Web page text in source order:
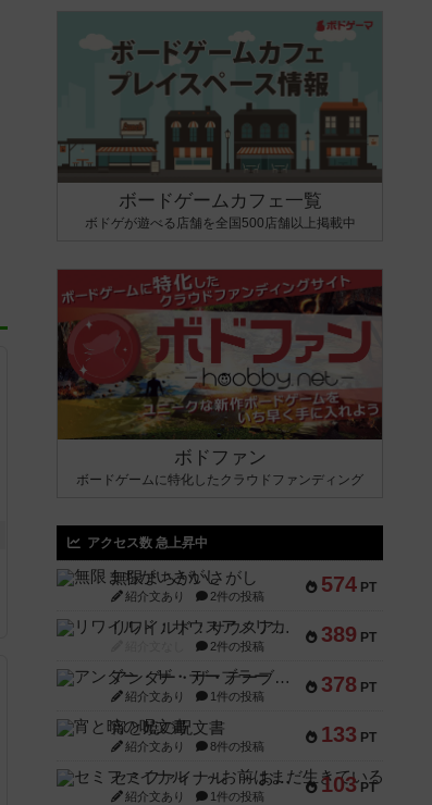
ボードゲームカフェ一覧
ボドゲが遊べる店舗を全国500店舗以上掲載中
ボドファン
ボードゲームに特化したクラウドファンディング
アクセス数 急上昇中
574 PT
無限まちがいさがし
紹介文あり 2件の投稿
389 PT
リワイルド：サウスアメリカ
2件の投稿
378 PT
アンダー・ザ・テーブラー
紹介文あり 1件の投稿
133 PT
宵と暁の呪文書
紹介文あり 8件の投稿
103 PT
セミファイナル ～お前はまだ生きている～
紹介文あり 1件の投稿